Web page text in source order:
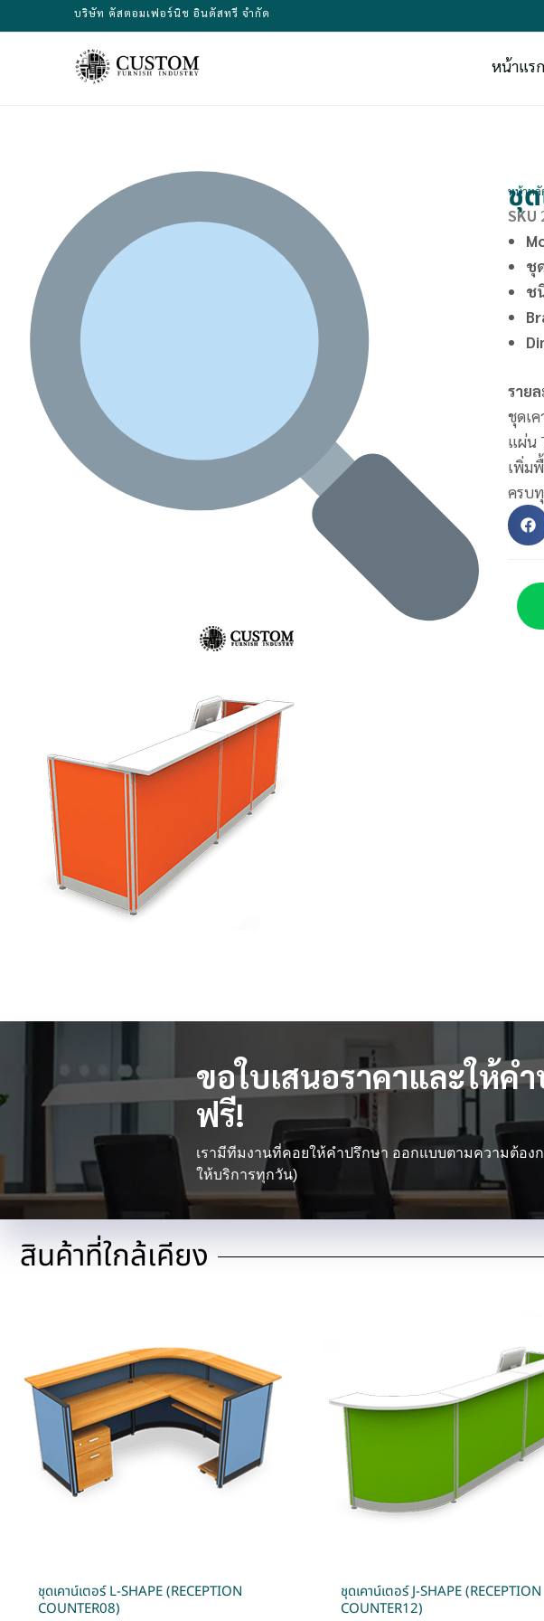
to
บริษัท คัสตอมเฟอร์นิช อินดัสทรี จำกัด
หน้าแรก
หน้าหลั
ชุ
SKU
ชุ
ช
ราย
ชุดเ
แผ่น
เพิ่ม
ครบ
ขอใบเสนอราคาและให้ค
ฟรี!
เรามีทีมงานที่คอยให้คำปรึกษา ออกแบบตามความต้อง
ให้บริการทุกวัน)
สินค้าที่ใกล้เคียง
ชุดเคาน์เตอร์ L-SHAPE (RECEPTION
COUNTER08)
ชุดเคาน์เตอร์ J-SHAPE (RECEPTION
COUNTER12)